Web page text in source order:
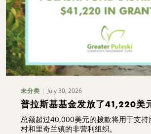
未分类 July 30, 2026
普拉斯基基金发放了41,220美
总额超过40,000美元的拨款将用于支持
村和里奇兰镇的非营利组织。